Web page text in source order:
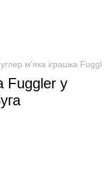
м'яка іграшка Fuggler
Fuggler у